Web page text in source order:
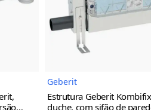
do Produto
Geberit
Estrutura Geberit
duche, com sifão de